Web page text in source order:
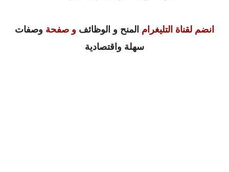
انضم لقناة التليغرام المنح و الوظائف و صفحة وصفات
سهلة واقتصادية